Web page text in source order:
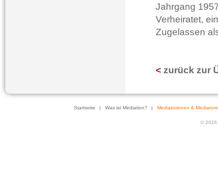
Jahrgang
Verheiratet,
Zugelassen
< zurück zur
Startseite | Was ist Mediation? | Mediatorinnen &
© 2026